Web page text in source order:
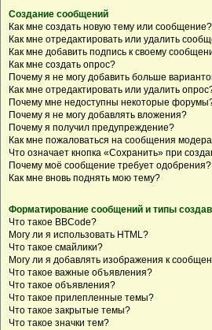
Создание сообщений
Как мне создать новую тему или сообщение?
Как мне отредактировать или удалить
Как мне добавить подпись к своему
Как мне создать опрос?
Почему я не могу добавить больше
Как мне отредактировать или удалить
Почему мне недоступны некоторые
Почему я не могу добавлять вложения?
Почему я получил предупреждение?
Как мне пожаловаться на сообщения
Что означает кнопка «Сохранить» при
Почему моё сообщение требует одобрения?
Как мне вновь поднять мою тему?
Форматирование сообщений и типы
Что такое BBCode?
Могу ли я использовать HTML?
Что такое смайлики?
Могу ли я добавлять изображения к
Что такое важные объявления?
Что такое объявления?
Что такое прилепленные темы?
Что такое закрытые темы?
Что такое значки тем?